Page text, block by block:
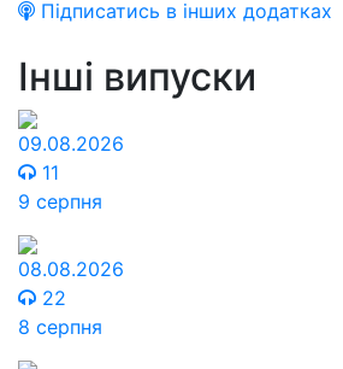
Підписатись в інших додатках
Інші випуски
09.08.2026
11
9 серпня
08.08.2026
22
8 серпня